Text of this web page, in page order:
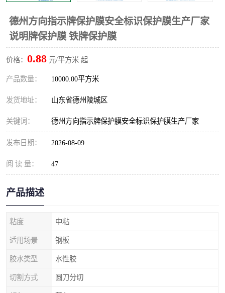
德州方向指示牌保护膜安全标识保护膜生产厂家
说明牌保护膜 铁牌保护膜
价格： 0.88 元/平方米 起
产品数量： 10000.00平方米
发货地址： 山东省德州陵城区
关键词： 德州方向指示牌保护膜安全标识保护膜生产厂家
发布日期： 2026-08-09
阅 读 量： 47
产品描述
粘度 中粘
适用场景 钢板
胶水类型 水性胶
切割方式 圆刀分切